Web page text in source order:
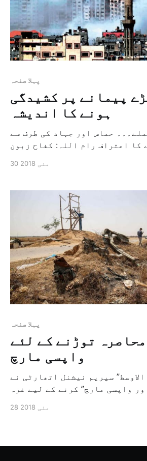
پہلا صفحہ
پیمانے پر کشیدگی
ہونے کا اندیشہ
حماس اور جہاد کی طرف سے
کا اعتراف رام اللہ: كفاح زبون
جماعتوں کے 35 جگہوں پر حملہ کرنے کے ایک مشکل
کشیدگی میں اضافہ ہونے […]
30 مئی 2018
پہلا صفحہ
توڑنے کے لئے
واپسی مارچ
الاوسط” سپریم نیشنل اتھارٹی نے
واپسی مارچ” کرنے کے لیے غزہ
سلسلہ میں اپنے ارادہ کا اعلان
28 مئی 2018